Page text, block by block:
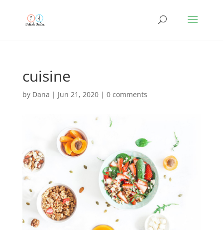
cuisine
by Dana | Jun 21, 2020| 0 comments